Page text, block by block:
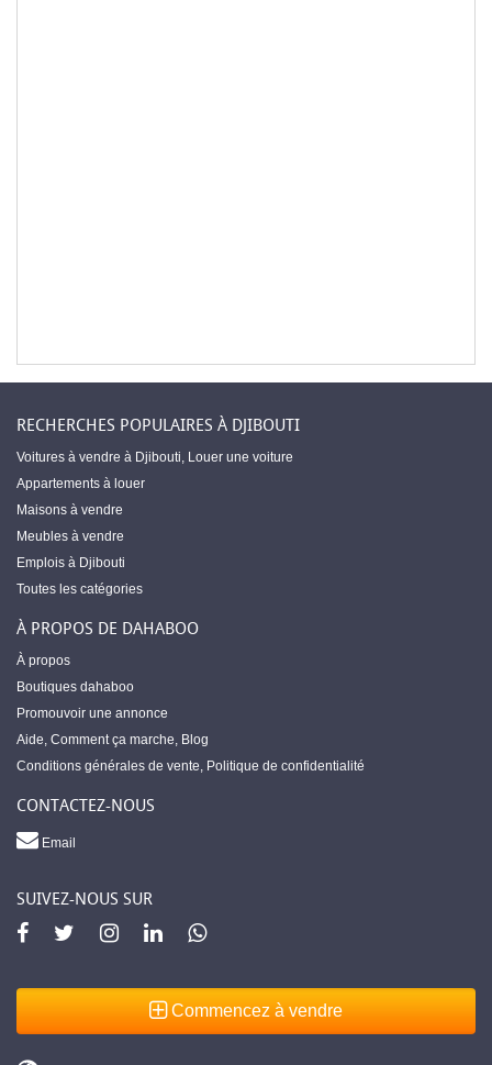
RECHERCHES POPULAIRES À DJIBOUTI
Voitures à vendre à Djibouti, Louer une voiture
Appartements à louer
Maisons à vendre
Meubles à vendre
Emplois à Djibouti
Toutes les catégories
À PROPOS DE DAHABOO
À propos
Boutiques dahaboo
Promouvoir une annonce
Aide, Comment ça marche, Blog
Conditions générales de vente, Politique de confidentialité
CONTACTEZ-NOUS
Email
SUIVEZ-NOUS SUR
Commencez à vendre